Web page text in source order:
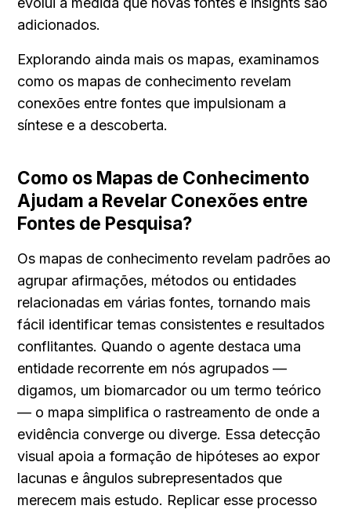
adicionados.
Explorando ainda mais os mapas, examinamos
como os mapas de conhecimento revelam
conexões entre fontes que impulsionam a
síntese e a descoberta.
Como os Mapas de Conhecimento
Ajudam a Revelar Conexões entre
Fontes de Pesquisa?
Os mapas de conhecimento revelam padrões ao
agrupar afirmações, métodos ou entidades
relacionadas em várias fontes, tornando mais
fácil identificar temas consistentes e resultados
conflitantes. Quando o agente destaca uma
entidade recorrente em nós agrupados —
digamos, um biomarcador ou um termo teórico
— o mapa simplifica o rastreamento de onde a
evidência converge ou diverge. Essa detecção
visual apoia a formação de hipóteses ao expor
lacunas e ângulos subrepresentados que
merecem mais estudo. Replicar esse processo